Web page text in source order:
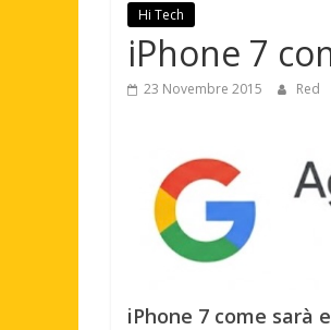
Hi Tech
iPhone 7
23 Novembre 2015 Red
iPhone 7 come sarà